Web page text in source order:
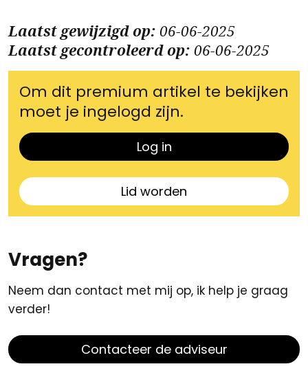
Laatst gewijzigd op: 06-06-2025
Laatst gecontroleerd op: 06-06-2025
Om dit premium artikel te bekijken
moet je ingelogd zijn.
Log in
Lid worden
Vragen?
Neem dan contact met mij op, ik help je graag
verder!
Contacteer de adviseur